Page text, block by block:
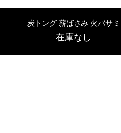
クイックビュー
炭トング 薪ばさみ 火バサミ
在庫なし